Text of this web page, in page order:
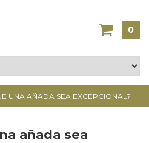
0
UNA AÑADA SEA EXCEPCIONAL?
añada sea